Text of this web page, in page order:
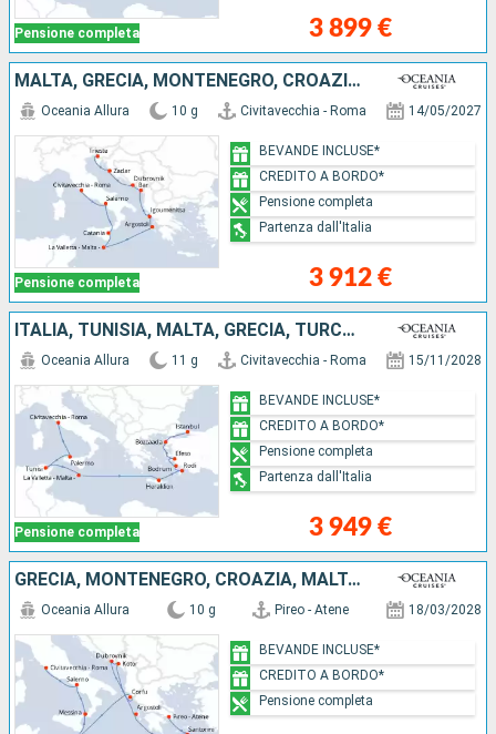
Pensione completa 3 899 €
MALTA, GRECIA, MONTENEGRO, CROAZIA, ITALIA
Pensione completa
Oceania Allura 10 g Civitavecchia - Roma 14/05/2027
3 912 €
BEVANDE INCLUSE*
CREDITO A BORDO*
Pensione completa
Partenza dall'Italia
ITALIA, TUNISIA, MALTA, GRECIA, TURCHIA
Pensione completa
Oceania Allura 11 g Civitavecchia - Roma 15/11/2028
3 949 €
BEVANDE INCLUSE*
CREDITO A BORDO*
Pensione completa
Partenza dall'Italia
GRECIA, MONTENEGRO, CROAZIA, MALTA, ITALIA
Oceania Allura 10 g Pireo - Atene 18/03/2028
BEVANDE INCLUSE*
CREDITO A BORDO*
Pensione completa